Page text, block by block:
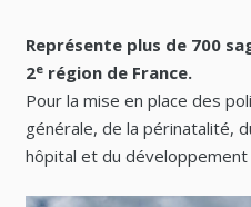
Représente plus de 700
2erégion de France.
Pour la mise en place des
générale, de la périnatalité,
hôpital et du